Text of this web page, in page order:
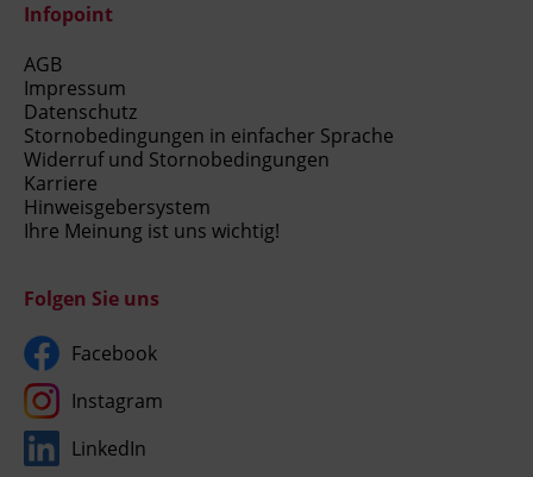
Infopoint
AGB
Impressum
Datenschutz
Stornobedingungen in einfacher Sprache
Widerruf und Stornobedingungen
Karriere
Hinweisgebersystem
Ihre Meinung ist uns wichtig!
Folgen Sie uns
Facebook
Instagram
LinkedIn